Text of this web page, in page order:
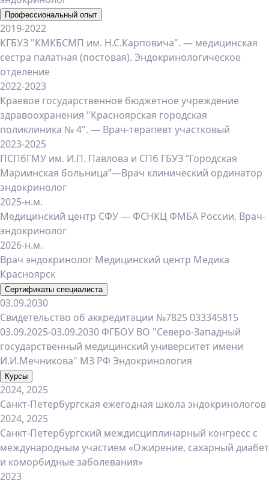
Профессиональный опыт
2019-2022
КГБУЗ "КМКБСМП им. Н.С.Карповича". — медицинская
сестра палатная (постовая). Эндокринологическое
отделение
2022-2023
Краевое государственное бюджетное учреждение
здравоохранения "Красноярская городская
поликлиника № 4". — Врач-терапевт участковый
2023-2025
ПСПбГМУ им. И.П. Павлова и СПб ГБУЗ “Городская
Мариинская больница”—Врач клинический ординатор
эндокринолог
2025-н.м.
Медицинский центр СФУ — ФСНКЦ ФМБА России, Врач-
эндокринолог
2026-н.м.
Врач эндокринолог Медицинский центр Медика
Красноярск
Сертификаты специалиста
03.09.2030
Свидетельство об аккредитации №7825 033345815
03.09.2025-03.09.2030 ФГБОУ ВО "Северо-Западный
государственный медицинский университет имени
И.И.Мечникова" МЗ РФ Эндокринология
Курсы
2024, 2025
Санкт-Петербургская ежегодная школа эндокринологов
2024, 2025
Санкт-Петербургский междисциплинарный конгресс с
международным участием «Ожирение, сахарный диабет
и коморбидные заболевания»
2023